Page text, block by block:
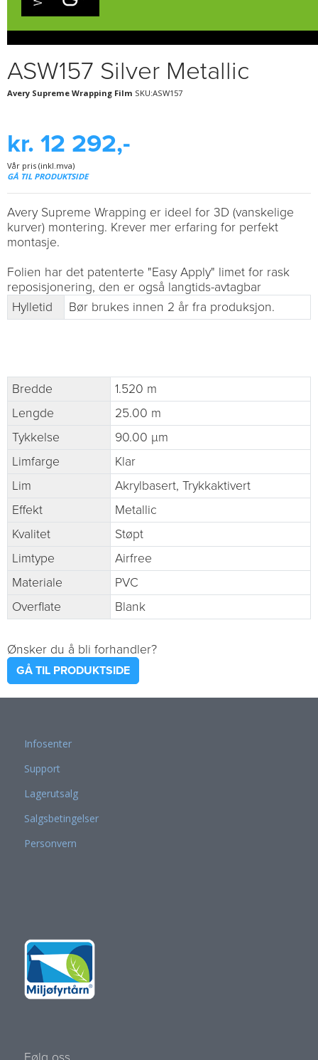
ASW157 Silver Metallic
Avery Supreme Wrapping Film SKU:ASW157
kr. 12 292,-
Vår pris (inkl.mva)
GÅ TIL PRODUKTSIDE
Avery Supreme Wrapping er ideel for 3D (vanskelige
kurver) montering. Krever mer erfaring for perfekt
montasje.
Folien har det patenterte "Easy Apply" limet for rask
reposisjonering, den er også langtids-avtagbar
Hylletid
Bør brukes innen 2 år fra produksjon.
Bredde
1.520 m
Lengde
25.00 m
Tykkelse
90.00 µm
Limfarge
Klar
Lim
Akrylbasert, Trykkaktivert
Effekt
Metallic
Kvalitet
Støpt
Limtype
Airfree
Materiale
PVC
Overflate
Blank
Ønsker du å bli forhandler?
GÅ TIL PRODUKTSIDE
Infosenter
Support
Lagerutsalg
Salgsbetingelser
Personvern